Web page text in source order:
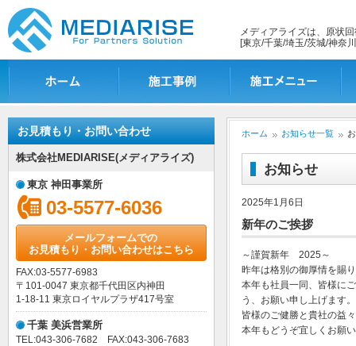
メディアライズは、原状
[東京/千葉/埼玉/茨城/神奈
お見積もり・お問い合わせ
株式会社MEDIARISE(メディアライズ)
東京 神田事業所
03-5577-6036
メールフォームでの
お見積もり・お問い合わせはこちら
FAX:03-5577-6983
〒101-0047 東京都千代田区内神田
1-18-11 東京ロイヤルプラザ417号室
千葉 美浜営業所
TEL:043-306-7682 FAX:043-306-7683
ホーム お知らせ一覧
お知らせ
2025年1月6日
新年のご挨拶
～謹賀新年 2025～
昨年は格別の御厚情を賜
本年も社員一同、皆様に
う、お願い申し上げます。
皆様のご健勝と貴社の益
本年もどうぞ宜しくお願